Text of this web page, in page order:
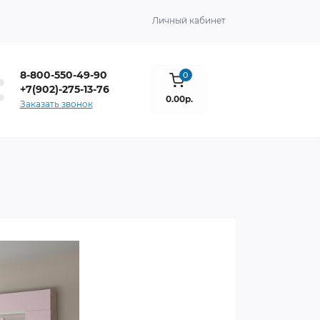
Личный кабинет
8-800-550-49-90
+7(902)-275-13-76
Заказать звонок
0
0.00р.